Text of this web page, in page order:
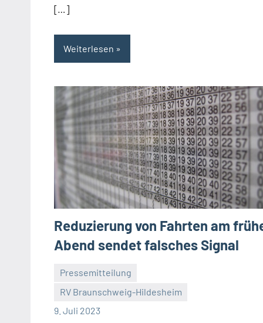
[…]
Weiterlesen
Reduzierung von Fahrten am
Abend sendet falsches Signal
Pressemitteilung
RV Braunschweig-Hildesheim
9. Juli 2023
Malte
Diehl
Keine
Kommentare